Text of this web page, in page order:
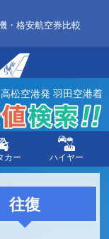
・格安航空券比較
高松空港発 羽田空港着
カー ハイヤー
往復